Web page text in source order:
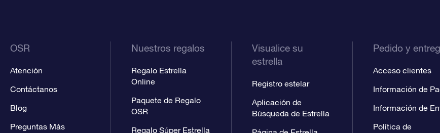
OSR
Atención
Contáctanos
Blog
Preguntas Más
Nuestros regalos
Regalo Estrella
Online
Paquete de Regalo
OSR
Regalo Súper Estrella
Visualice su
estrella
Registro estelar
Aplicación de
Búsqueda de Estrella
Pedido y
Acceso clientes
Información de
Información de
Política de